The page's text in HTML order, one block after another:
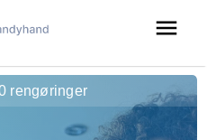
menu
rengøringer